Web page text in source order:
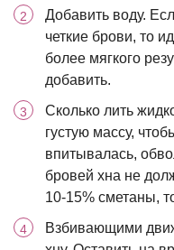
Добавить воду.
четкие брови, то
более мягкого
добавить.
Сколько лить
густую массу,
впитывалась,
бровей хна не
10-15% сметаны,
Взбивающими